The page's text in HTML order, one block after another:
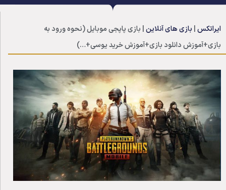
ایراتکس بازی های آنلاین بازی پاپجی موبایل (نحوه ورود به
بازی+آموزش دانلود بازی+آموزش خرید یوسی+…)